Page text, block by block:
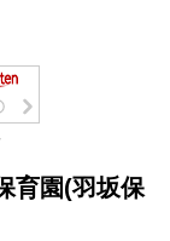
育園(羽坂保